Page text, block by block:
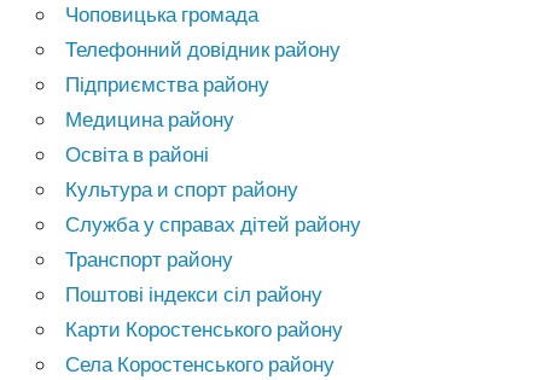
Чоповицька громада
Телефонний довідник району
Підприємства району
Медицина району
Освіта в районі
Культура и спорт району
Служба у справах дітей району
Транспорт району
Поштові індекси сіл району
Карти Коростенського району
Села Коростенського району